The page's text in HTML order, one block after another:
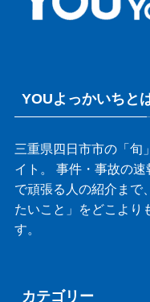
YOUよっかいちと
三重県四日市市の「旬
イト。 事件・事故の
で頑張る人の紹介まで
たいこと」をどこより
す。
カテゴリー